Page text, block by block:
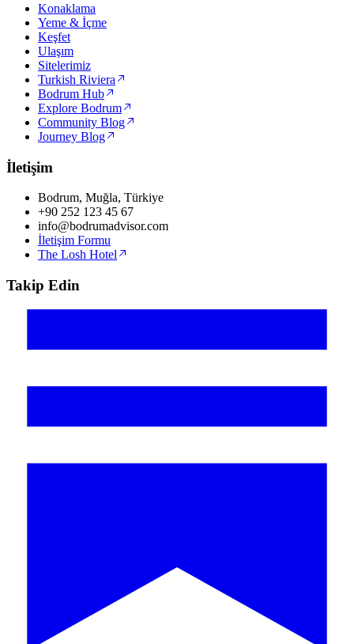
Konaklama
Yeme & İçme
Keşfet
Ulaşım
Sitelerimiz
Turkish Riviera
Bodrum Hub
Explore Bodrum
Community Blog
Journey Blog
İletişim
Bodrum, Muğla, Türkiye
+90 252 123 45 67
info@bodrumadvisor.com
İletişim Formu
The Losh Hotel
Takip Edin